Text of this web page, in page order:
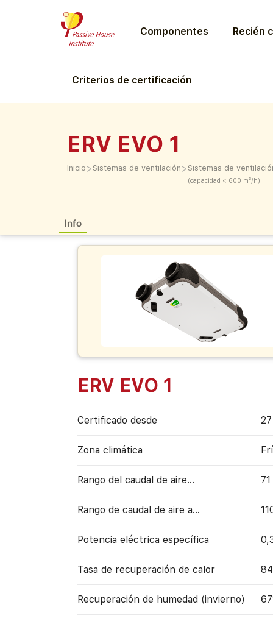
Componentes Recién
Criterios de certificación
ERV EVO 1
Inicio > Sistemas de ventilación > Sistemas de
(capacidad < 600 m³/h)
Info
ERV EVO 1
Certificado desde
Zona climática
Rango del caudal de aire...
Rango de caudal de aire a…
Potencia eléctrica específica
Tasa de recuperación de calor
Recuperación de humedad (invierno)